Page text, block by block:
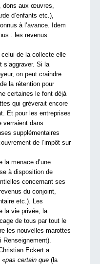
dons aux œuvres,
d’enfants etc.),
à l’avance. Idem
: les revenus
de la collecte elle-
s’aggraver. Si la
on peut craindre
la rétention pour
certaines le font déjà
qui grèverait encore
Et pour les entreprises
verraient dans
supplémentaires
de l’impôt sur
la menace d’une
à disposition de
concernant ses
du conjoint,
etc.). Les
la vie privée, la
de tous par tout le
les nouvelles marottes
Renseignement).
Eckert a
«pas certain que (la